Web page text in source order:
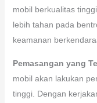
mobil berkualitas
lebih tahan pada
keamanan
Pemasangan yang
mobil akan lakukan
tinggi. Dengan